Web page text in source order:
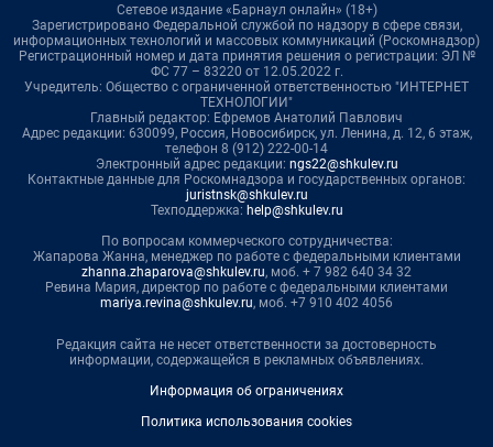
Сетевое издание «Барнаул онлайн» (18+)
Зарегистрировано Федеральной службой по надзору в сфере связи,
информационных технологий и массовых коммуникаций (Роскомнадзор)
Регистрационный номер и дата принятия решения о регистрации: ЭЛ №
ФС 77 – 83220 от 12.05.2022 г.
Учредитель: Общество с ограниченной ответственностью "ИНТЕРНЕТ
ТЕХНОЛОГИИ"
Главный редактор: Ефремов Анатолий Павлович
Адрес редакции: 630099, Россия, Новосибирск, ул. Ленина, д. 12, 6 этаж,
телефон 8 (912) 222-00-14
Электронный адрес редакции: ngs22@shkulev.ru
Контактные данные для Роскомнадзора и государственных органов:
juristnsk@shkulev.ru
Техподдержка: help@shkulev.ru
По вопросам коммерческого сотрудничества:
Жапарова Жанна, менеджер по работе с федеральными клиентами
zhanna.zhaparova@shkulev.ru, моб. + 7 982 640 34 32
Ревина Мария, директор по работе с федеральными клиентами
mariya.revina@shkulev.ru, моб. +7 910 402 4056
Редакция сайта не несет ответственности за достоверность
информации, содержащейся в рекламных объявлениях.
Информация об ограничениях
Политика использования cookies